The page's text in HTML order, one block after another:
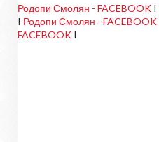
Родопи Смолян - FACEBOOK I
I Родопи Смолян - FACEBOOK
FACEBOOK I